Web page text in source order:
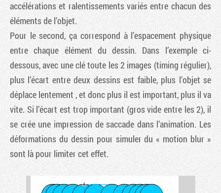
accélérations et ralentissements variés entre chacun des
éléments de l’objet.
Pour le second, ça correspond à l’espacement physique
entre chaque élément du dessin. Dans l’exemple ci-
dessous, avec une clé toute les 2 images (timing régulier),
plus l’écart entre deux dessins est faible, plus l’objet se
déplace lentement , et donc plus il est important, plus il va
vite. Si l’écart est trop important (gros vide entre les 2), il
se crée une impression de saccade dans l’animation. Les
déformations du dessin pour simuler du « motion blur »
sont là pour limiter cet effet.